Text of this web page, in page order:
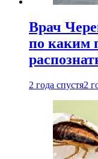
Врач
по каким
2 года спустя2